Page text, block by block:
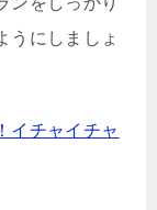
うにしましょ
イチャイチャ